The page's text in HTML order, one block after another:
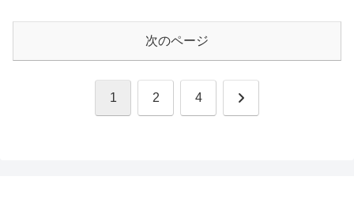
次のページ
1 2 4 次